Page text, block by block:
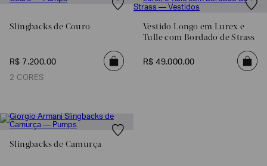
Slingbacks de Couro
R$ 7 .200,00
2 CORES
Vestido Longo em Lurex e
Tulle com Bordado de Strass
R$ 49.000,00
Slingbacks de Camurça
Poderia
contar
NOME*